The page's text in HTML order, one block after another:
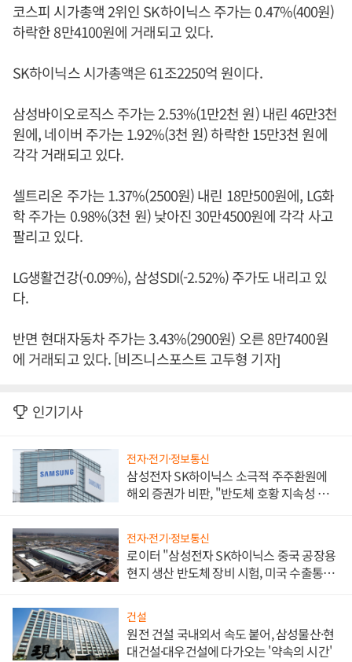
코스피 시가총액 2위인 SK하이닉스 주가는 0.47%(400원)
하락한 8만4100원에 거래되고 있다.
SK하이닉스 시가총액은 61조2250억 원이다.
삼성바이오로직스 주가는 2.53%(1만2천 원) 내린 46만3천
원에, 네이버 주가는 1.92%(3천 원) 하락한 15만3천 원에
각각 거래되고 있다.
셀트리온 주가는 1.37%(2500원) 내린 18만500원에, LG화
학 주가는 0.98%(3천 원) 낮아진 30만4500원에 각각 사고
팔리고 있다.
LG생활건강(-0.09%), 삼성SDI(-2.52%) 주가도 내리고 있
다.
반면 현대자동차 주가는 3.43%(2900원) 오른 8만7400원
에 거래되고 있다. [비즈니스포스트 고두형 기자]
인기기사
전자·전기·정보통신
삼성전자 SK하이닉스 소극적 주주환원에
해외 증권가 비판, "반도체 호황 지속성 의
전자·전기·정보통신
로이터 "삼성전자 SK하이닉스 중국 공장용
현지 생산 반도체 장비 시험, 미국 수출통제
건설
원전 건설 국내외서 속도 붙어, 삼성물산·현
대건설·대우건설에 다가오는 '약속의 시간'